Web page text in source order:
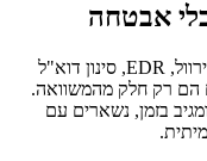
זו נקודה שמבלבלת הרבה מנהלים. יש להם פיירוול, EDR, סינון דוא"ל
הם רק חלק מהמשוואה.
בזמן, נשארים עם